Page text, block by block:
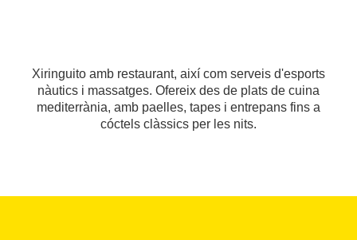
Xiringuito amb restaurant, així com serveis d'esports
nàutics i massatges. Ofereix des de plats de cuina
mediterrània, amb paelles, tapes i entrepans fins a
cóctels clàssics per les nits.